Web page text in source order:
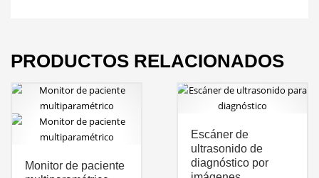
PRODUCTOS RELACIONADOS
Monitor de paciente
Escáner de
ultrasonido de
diagnóstico por